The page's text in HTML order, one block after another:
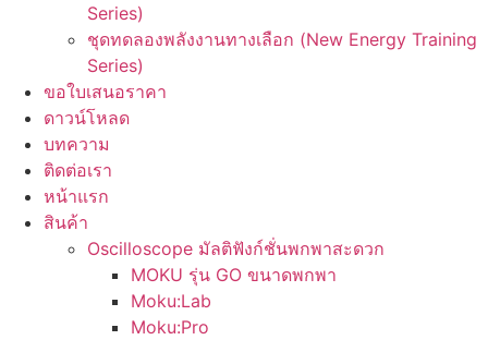
Series)
ชุดทดลองพลังงานทางเลือก (New Energy Training
Series)
ขอใบเสนอราคา
ดาวน์โหลด
บทความ
ติดต่อเรา
หน้าแรก
สินค้า
Oscilloscope มัลติฟังก์ชั่นพกพาสะดวก
MOKU รุ่น GO ขนาดพกพา
Moku:Lab
Moku:Pro